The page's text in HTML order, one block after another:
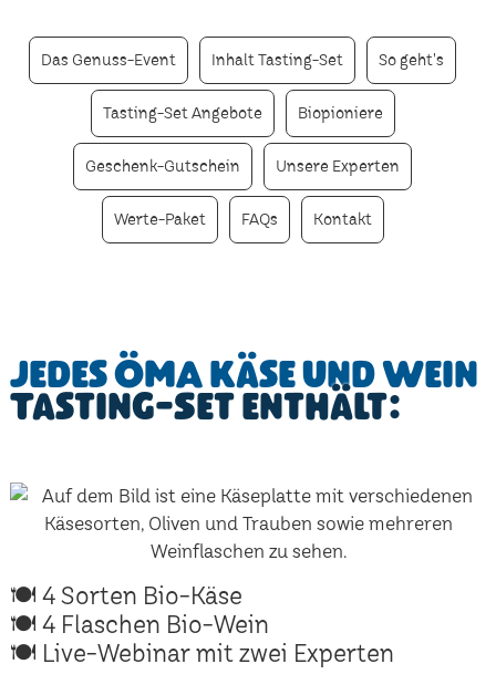
Das Genuss-Event Inhalt Tasting-Set So geht's
Tasting-Set Angebote Biopioniere
Geschenk-Gutschein Unsere Experten
Werte-Paket FAQs Kontakt
Jedes ÖMA Käse und Wein
Tasting-Set enthält:
🍽 4 Sorten Bio-Käse
🍽 4 Flaschen Bio-Wein
🍽 Live-Webinar mit zwei Experten